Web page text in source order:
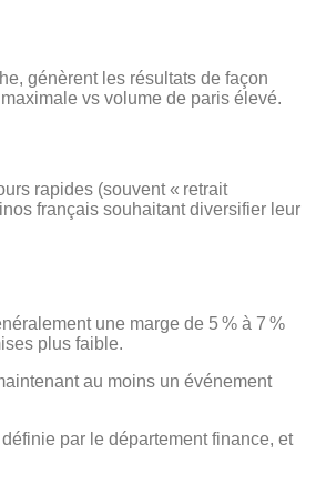
génèrent les résultats de façon
vs volume de paris élevé.
rapides (souvent « retrait
français souhaitant diversifier leur
une marge de 5 % à 7 %
plus faible.
au moins un événement
par le département finance, et